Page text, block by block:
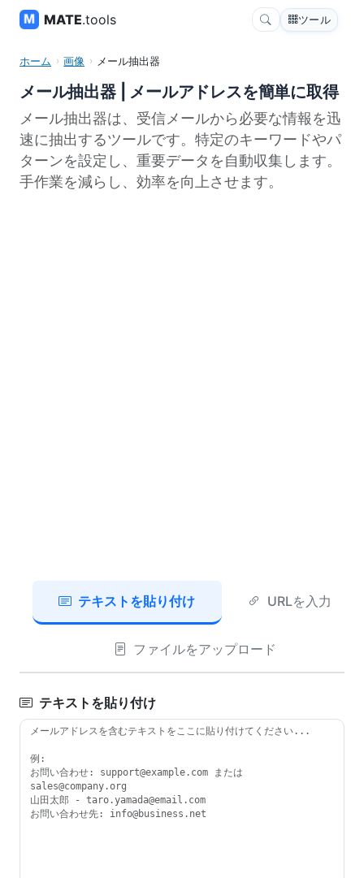
MATE.tools ツール
ホーム 画像 メール抽出器
メール抽出器 | メールアドレスを簡単に取得
メール抽出器は、受信メールから必要な情報を迅
速に抽出するツールです。特定のキーワードやパ
ターンを設定し、重要データを自動収集します。
手作業を減らし、効率を向上させます。
テキストを貼り付け URLを入力
ファイルをアップロード
テキストを貼り付け